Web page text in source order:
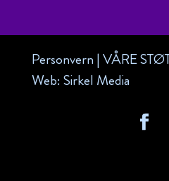
Personvern|VÅRE
Web: Sirkel Media